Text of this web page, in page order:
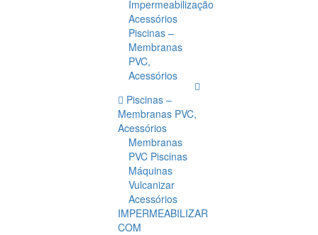
Impermeabilização
Acessórios
Piscinas –
Membranas
PVC,
Acessórios
Piscinas –
Membranas PVC,
Acessórios
Membranas
PVC Piscinas
Máquinas
Vulcanizar
Acessórios
IMPERMEABILIZAR
COM